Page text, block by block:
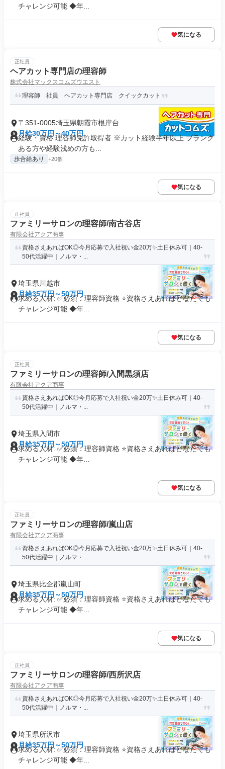
チャレンジ可能 ◆年...
気になる
正社員
ヘアカット専門店の理容師
株式会社マックスコムズウエスト
理容師 社員 ヘアカット専門店 クイックカット
〒351-0005埼玉県朝霞市根岸台
月給30万円～40万円
経験・資格 理容師免許取得者 ※カット経験半年以上 ブランク
ある方や経験浅めの方も...
歩合給あり +20個
気になる
正社員
ファミリーサロンの理容師/南古谷店
有限会社アクア商事
資格さえあればOK◎今月応募で入社祝い金20万✨️土日休み可｜40-
50代活躍中｜ノルマ・...
埼玉県川越市
月給35万円～50万円
求める人材: ✅必須：理容師資格 ⭐️資格さえあればどなたでも
チャレンジ可能 ◆年...
気になる
正社員
ファミリーサロンの理容師/入間黒須店
有限会社アクア商事
資格さえあればOK◎今月応募で入社祝い金20万✨️土日休み可｜40-
50代活躍中｜ノルマ・...
埼玉県入間市
月給35万円～50万円
求める人材: ✅必須：理容師資格 ⭐️資格さえあればどなたでも
チャレンジ可能 ◆年...
気になる
正社員
ファミリーサロンの理容師/嵐山店
有限会社アクア商事
資格さえあればOK◎今月応募で入社祝い金20万✨️土日休み可｜40-
50代活躍中｜ノルマ・...
埼玉県比企郡嵐山町
月給35万円～50万円
求める人材: ✅必須：理容師資格 ⭐️資格さえあればどなたでも
チャレンジ可能 ◆年...
気になる
正社員
ファミリーサロンの理容師/西所沢店
有限会社アクア商事
資格さえあればOK◎今月応募で入社祝い金20万✨️土日休み可｜40-
50代活躍中｜ノルマ・...
埼玉県所沢市
月給35万円～50万円
求める人材: ✅必須：理容師資格 ⭐️資格さえあればどなたでも
チャレンジ可能 ◆年...